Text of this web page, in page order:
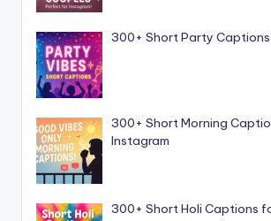
300+ Short Party
300+ Short Morning
Instagram
300+ Short Holi Captions